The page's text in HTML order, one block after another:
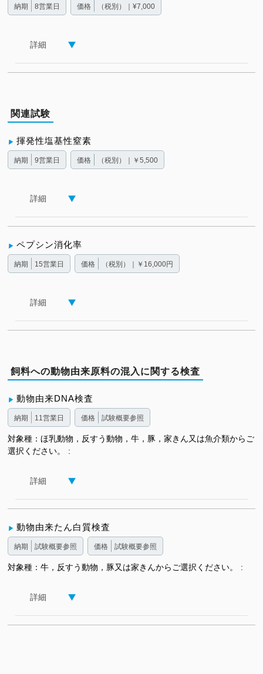
納期 8営業日 価格 （税別）｜¥7,000
詳細
関連試験
揮発性塩基性窒素
納期 9営業日 価格 （税別）｜￥5,500
詳細
ペプシン消化率
納期 15営業日 価格 （税別）｜￥16,000円
詳細
飼料への動物由来原料の混入に関する検査
動物由来DNA検査
納期 11営業日 価格 試験概要参照
対象種：ほ乳動物，反すう動物，牛，豚，家きん又は魚介類からご
選択ください。
詳細
動物由来たん白質検査
納期 試験概要参照 価格 試験概要参照
対象種：牛，反すう動物，豚又は家きんからご選択ください。
詳細